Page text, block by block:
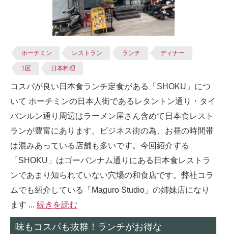
ホーチミン レストラン ランチ ディナー
1区 日本料理
コスパが良い日本食ランチ定食がある「SHOKU」につ
いて ホーチミンの日本人街であるレタントン通り・タイ
バンルン通り周辺はラーメン屋さん含めて日本食レスト
ランが豊富にあります。ビジネス街の為、お昼の時間帯
は混みあっている店舗も多いです。今回紹介する
「SHOKU」はゴーバンナム通りにある日本食レストラ
ンであまり知られていない穴場の和食店です。弊社コラ
ムでも紹介している「Maguro Studio」の姉妹店になり
ます ... 続きを読む
味もコスパも抜群！ランチがお得な